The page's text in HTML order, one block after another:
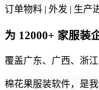
订单物料 | 外发 | 生产
为 12000+ 家服装
覆盖广东、广西、浙
棉花果服装软件，是